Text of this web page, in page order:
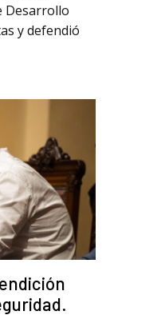
Desarrollo
y defendió